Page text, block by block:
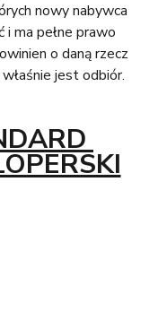
nowy nabywca
ma pełne prawo
o daną rzecz
jest odbiór.